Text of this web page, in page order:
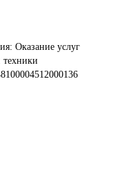
Оказание услуг
техники